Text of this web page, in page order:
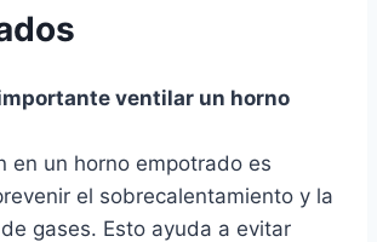
ventilar un horno
en un horno empotrado es
el sobrecalentamiento y la
gases. Esto ayuda a evitar